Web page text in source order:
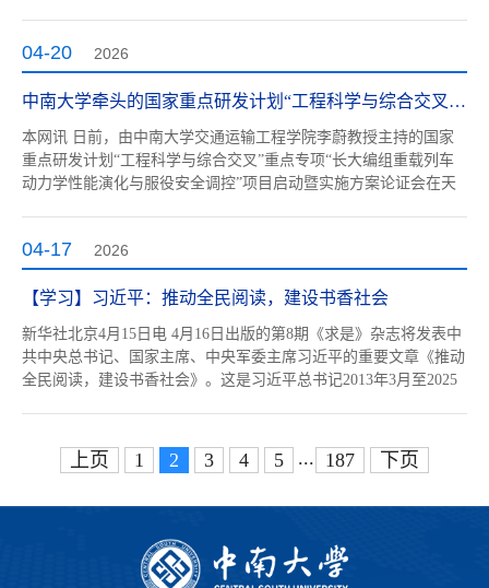
文忠，中南大学校长李建成，中国测绘学会秘书长、中国测绘科学
研究院党委书记...
04-20 2026
中南大学牵头的国家重点研发计划“工程科学与综合交叉”重点专项启动
本网讯 日前，由中南大学交通运输工程学院李蔚教授主持的国家
重点研发计划“工程科学与综合交叉”重点专项“长大编组重载列车
动力学性能演化与服役安全调控”项目启动暨实施方案论证会在天
司、大连交通大学、国能新朔铁路有限责任公司等单位共同承担。
中南大学副校...
04-17 2026
【学习】习近平：推动全民阅读，建设书香社会
新华社北京4月15日电 4月16日出版的第8期《求是》杂志将发表中
共中央总书记、国家主席、中央军委主席习近平的重要文章《推动
全民阅读，建设书香社会》。这是习近平总书记2013年3月至2025
缩短，各种新知识、新情况、新事物层出不穷。有人研究过，18世
纪以前，知识更...
上页 1 2 3 4 5 ... 187 下页